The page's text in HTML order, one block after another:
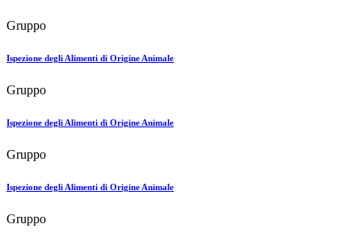
Gruppo
Ispezione degli Alimenti di Origine Animale
Gruppo
Ispezione degli Alimenti di Origine Animale
Gruppo
Ispezione degli Alimenti di Origine Animale
Gruppo